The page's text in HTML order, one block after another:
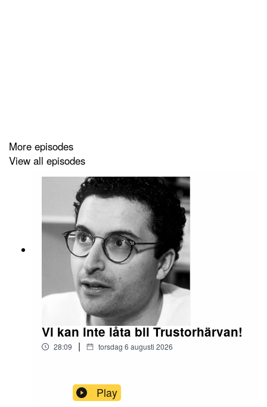
More episodes
View all episodes
Vi kan inte låta bli Trustorhärvan!
28:09 | torsdag 6 augusti 2026
Play